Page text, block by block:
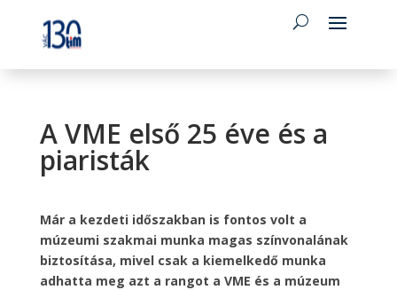
A VME első 25 éve és a
piaristák
Már a kezdeti időszakban is fontos volt a
múzeumi szakmai munka magas színvonalának
biztosítása, mivel csak a kiemelkedő munka
adhatta meg azt a rangot a VME és a múzeum